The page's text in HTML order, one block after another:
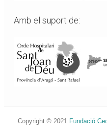
Amb el suport de:
Copyright © 2021 Fundació